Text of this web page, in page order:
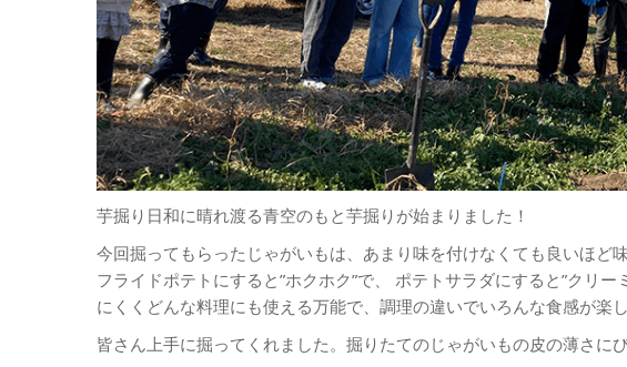
芋掘り日和に晴れ渡る青空のもと芋掘りが始まりました！
今回掘ってもらったじゃがいもは、あまり味を付けなくても良いほど
フライドポテトにすると”ホクホク”で、 ポテトサラダにすると”クリ
にくくどんな料理にも使える万能で、調理の違いでいろんな食感が楽
皆さん上手に掘ってくれました。掘りたてのじゃがいもの皮の薄さに